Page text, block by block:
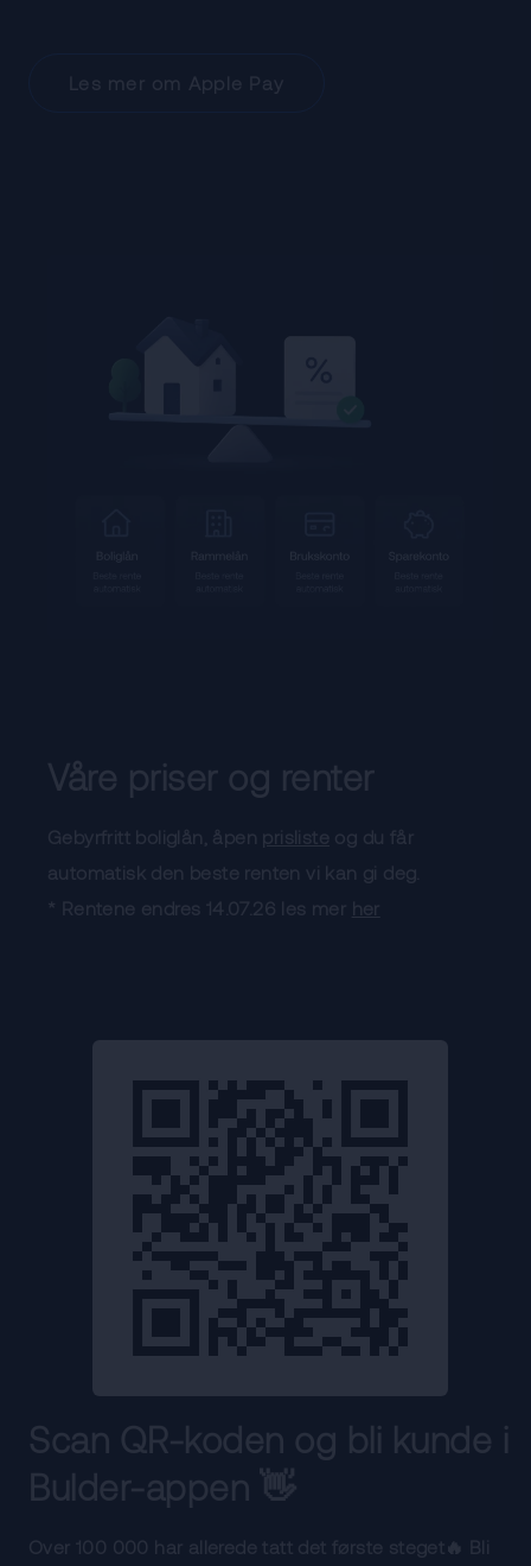
Les mer om Apple Pay
Våre priser og renter
Gebyrfritt boliglån, åpen prisliste og du får
automatisk den beste renten vi kan gi deg.
* Rentene endres 14.07.26 les mer her
Scan QR-koden og bli kunde i
Bulder-appen 👋
Over 100 000 har allerede tatt det første steget🔥 Bli